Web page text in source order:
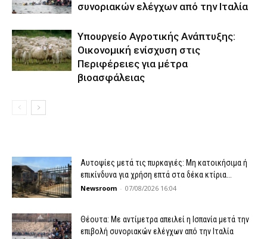
συνοριακών ελέγχων από την Ιταλία
Υπουργείο Αγροτικής Ανάπτυξης:
Οικονομική ενίσχυση στις
Περιφέρειες για μέτρα
βιοασφάλειας
Αυτοψίες μετά τις πυρκαγιές: Μη κατοικήσιμα ή
επικίνδυνα για χρήση επτά στα δέκα κτίρια...
Newsroom - 07/08/2026 16:04
Θέουτα: Με αντίμετρα απειλεί η Ισπανία μετά την
επιβολή συνοριακών ελέγχων από την Ιταλία